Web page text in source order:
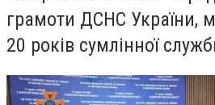
грамоти ДСНС України,
20 років сумлінної